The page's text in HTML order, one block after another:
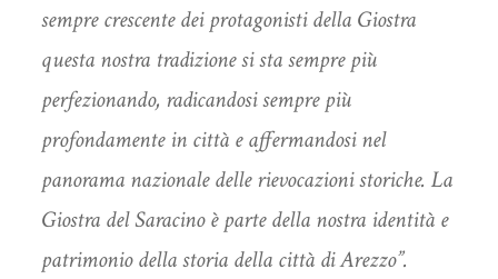
sempre crescente dei protagonisti della Giostra
questa nostra tradizione si sta sempre più
perfezionando, radicandosi sempre più
profondamente in città e affermandosi nel
panorama nazionale delle rievocazioni storiche. La
Giostra del Saracino è parte della nostra identità e
patrimonio della storia della città di Arezzo”.